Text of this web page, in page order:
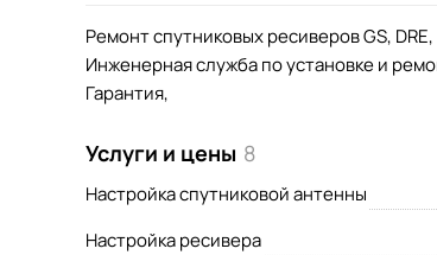
Ремонт спутниковых ресиверов GS,
Инженерная служба по установке и
Гарантия,
Услуги и цены 8
Настройка спутниковой антенны
Настройка ресивера